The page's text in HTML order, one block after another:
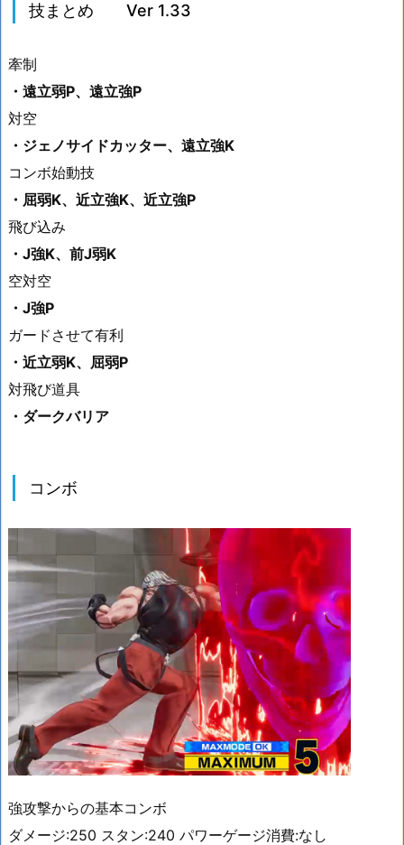
技まとめ Ver 1.33
牽制
・遠立弱P、遠立強P
対空
・ジェノサイドカッター、遠立強K
コンボ始動技
・屈弱K、近立強K、近立強P
飛び込み
・J強K、前J弱K
空対空
・J強P
ガードさせて有利
・近立弱K、屈弱P
対飛び道具
・ダークバリア
コンボ
強攻撃からの基本コンボ
ダメージ:250 スタン:240 パワーゲージ消費:なし